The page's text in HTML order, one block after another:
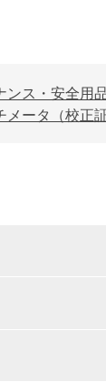
ンス・安全用
ータ（校正